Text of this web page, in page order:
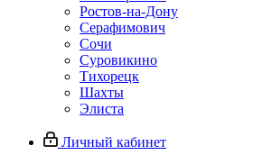
Ростов-на-Дону
Серафимович
Сочи
Суровикино
Тихорецк
Шахты
Элиста
Личный кабинет